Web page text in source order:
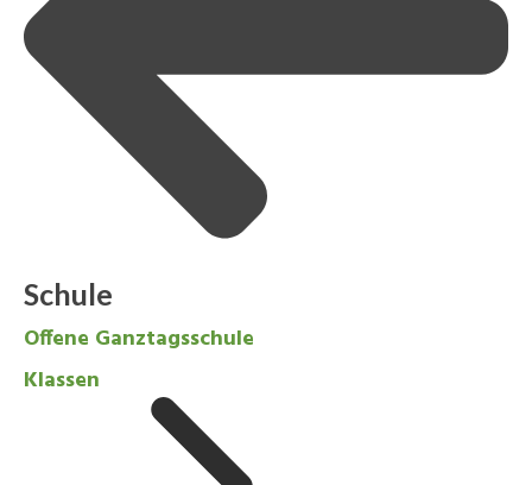
Schule
Offene Ganztagsschule
Klassen